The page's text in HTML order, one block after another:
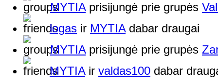
MYTIAprisijungė prie grupės
logas ir MYTIAdabar draugai
MYTIAprisijungė prie grupės
MYTIAir valdas100 dabar